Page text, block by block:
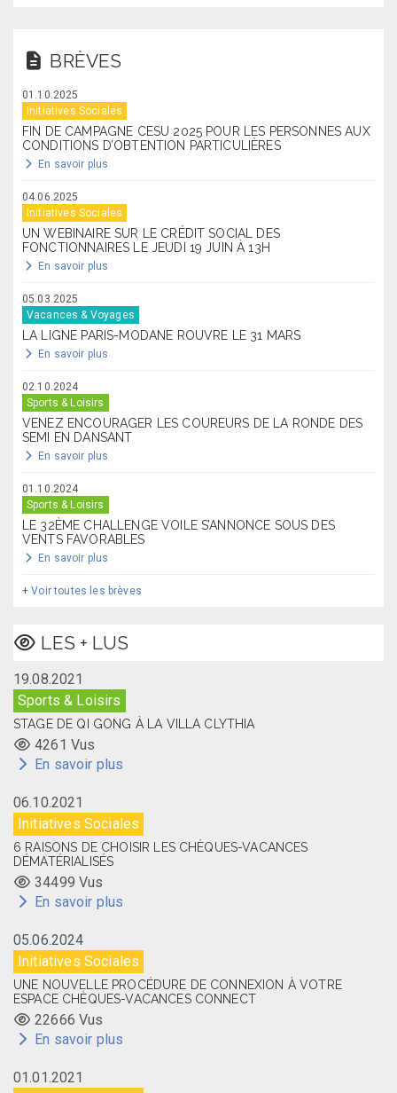
BRÈVES
01.10.2025
Initiatives Sociales
FIN DE CAMPAGNE CESU 2025 POUR LES PERSONNES AUX
CONDITIONS D’OBTENTION PARTICULIÈRES
En savoir plus
04.06.2025
Initiatives Sociales
UN WEBINAIRE SUR LE CRÉDIT SOCIAL DES
FONCTIONNAIRES LE JEUDI 19 JUIN À 13H
En savoir plus
05.03.2025
Vacances & Voyages
LA LIGNE PARIS-MODANE ROUVRE LE 31 MARS
En savoir plus
02.10.2024
Sports & Loisirs
VENEZ ENCOURAGER LES COUREURS DE LA RONDE DES
SEMI EN DANSANT
En savoir plus
01.10.2024
Sports & Loisirs
LE 32ÈME CHALLENGE VOILE S’ANNONCE SOUS DES
VENTS FAVORABLES
En savoir plus
+Voir toutes les brèves
LES + LUS
19.08.2021
Sports & Loisirs
STAGE DE QI GONG À LA VILLA CLYTHIA
4261 Vus
En savoir plus
06.10.2021
Initiatives Sociales
6 RAISONS DE CHOISIR LES CHÈQUES-VACANCES
DÉMATÉRIALISÉS
34499 Vus
En savoir plus
05.06.2024
Initiatives Sociales
UNE NOUVELLE PROCÉDURE DE CONNEXION À VOTRE
ESPACE CHÈQUES-VACANCES CONNECT
22666 Vus
En savoir plus
01.01.2021